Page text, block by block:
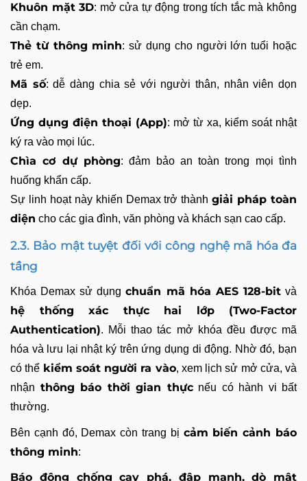
Khuôn mặt 3D: mở cửa tự động trong tích tắc mà không
cần chạm.
Thẻ từ thông minh: sử dụng cho người lớn tuổi hoặc
trẻ em.
Mã số: dễ dàng chia sẻ với người thân, nhân viên dọn
dẹp.
Ứng dụng điện thoại (App): mở từ xa, kiểm soát nhật
ký ra vào mọi lúc.
Chìa cơ dự phòng: đảm bảo an toàn trong mọi tình
huống khẩn cấp.
Sự linh hoạt này khiến Demax trở thànhgiải pháp toàn
diện cho các gia đình, văn phòng và khách sạn cao cấp.
2.3. Bảo mật tuyệt đối với công nghệ mã hóa đa
tầng
Khóa Demax sử dụngchuẩn mã hóa AES 128-bitvà
hệ thống xác thực hai lớp (Two-Factor
Authentication). Mỗi thao tác mở khóa đều được mã
hóa và lưu lại nhật ký trên ứng dụng di động. Nhờ đó, bạn
có thể kiểm soát người ra vào, xem lịch sử mở cửa, và
nhận thông báo thời gian thựcnếu có hành vi bất
thường.
Bên cạnh đó, Demax còn trang bị cảm biến cảnh báo
thông minh:
Báo động chống cạy phá, đập mạnh, dò mật